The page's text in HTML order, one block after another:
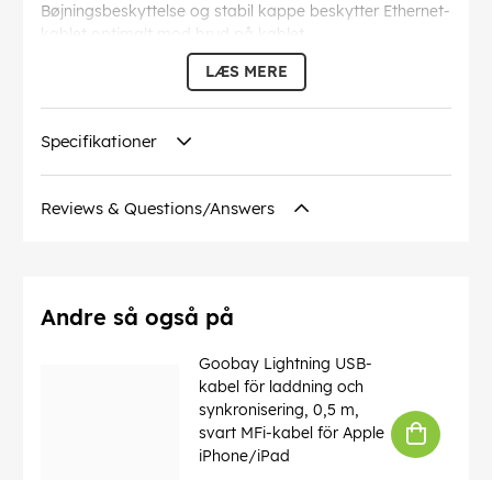
Bøjningsbeskyttelse og stabil kappe beskytter Ethernet-
kablet optimalt mod brud på kablet.
CAT-6-netværkskabel er egnet til Power over Ethernet
(PoE, PoE+) og 10 Gigabit Ethernet 10BASE-T, 100BASE-
TX, 1000BASE-T, 10/100/1000/10000 Mbit/s.
Bøjningsradius >
: 60 mm
Specifikation: CAT 6
Afskærmning klasse: S/FTP (PiMF)
Driftstemperatur fra: -20 °C
max. båndbredde
: 250 MHz
: tosidet
: Rundkabel
Materiale kabelkappe: LSZH
Inder leder materiale: CU (kobber)
LSZH overensstemmelse: ja
LÆS MERE
Specifikationer
Reviews & Questions/Answers
Andre så også på
Goobay Lightning USB-
kabel för laddning och
synkronisering, 0,5 m,
svart MFi-kabel för Apple
iPhone/iPad